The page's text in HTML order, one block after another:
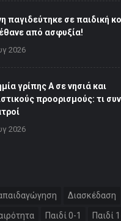
παγιδεύτηκε σε παιδική
από ασφυξία!
2026
γρίπης Α σε νησιά και
προορισμούς: τι
2026
Διασκέδαση
Παιδί 0-1 Παιδί